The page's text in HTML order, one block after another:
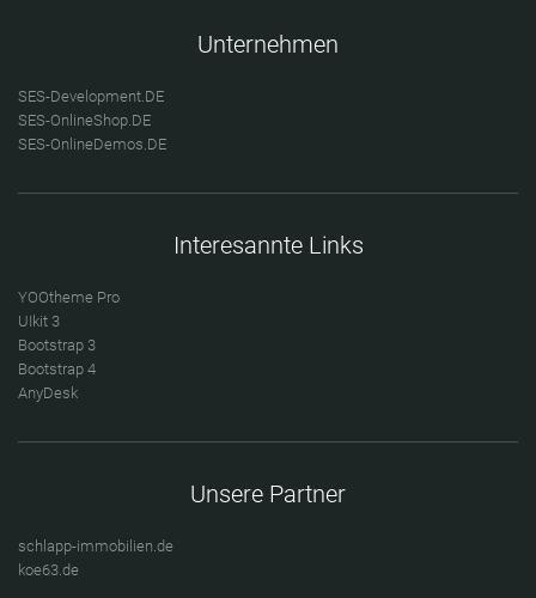
Unternehmen
SES-Development.DE
SES-OnlineShop.DE
SES-OnlineDemos.DE
Interesannte Links
YOOtheme Pro
UIkit 3
Bootstrap 3
Bootstrap 4
AnyDesk
Unsere Partner
schlapp-immobilien.de
koe63.de